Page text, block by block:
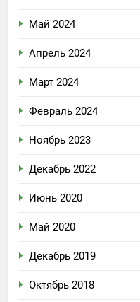
Май 2024
Апрель 2024
Март 2024
Февраль 2024
Ноябрь 2023
Декабрь 2022
Июнь 2020
Май 2020
Декабрь 2019
Октябрь 2018